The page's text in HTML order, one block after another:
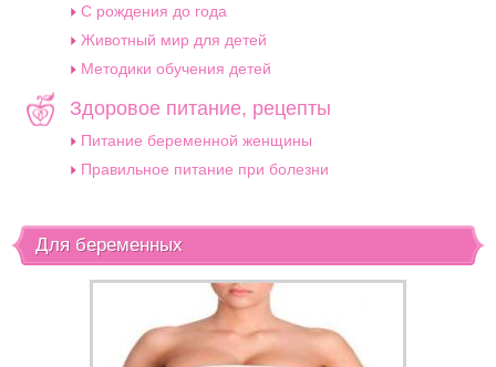
C рождения до года
Животный мир для детей
Методики обучения детей
Здоровое питание, рецепты
Питание беременной женщины
Правильное питание при болезни
Для беременных